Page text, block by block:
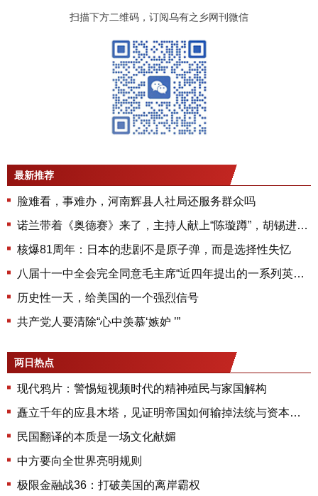
扫描下方二维码，订阅乌有之乡网刊微信
最新推荐
脸难看，事难办，河南辉县人社局还服务群众吗
诺兰带着《奥德赛》来了，主持人献上“陈璇蹲”，胡锡进为圈层发声，中国人民在心里站起来了吗？
核爆81周年：日本的悲剧不是原子弹，而是选择性失忆
八届十一中全会完全同意毛主席“近四年提出的一系列英明决策”：主要有哪九项？
历史性一天，给美国的一个强烈信号
共产党人要清除“心中羡慕‘嫉妒 ’”
两日热点
现代鸦片：警惕短视频时代的精神殖民与家国解构
矗立千年的应县木塔，见证明帝国如何输掉法统与资本博弈！
民国翻译的本质是一场文化献媚
中方要向全世界亮明规则
极限金融战36：打破美国的离岸霸权